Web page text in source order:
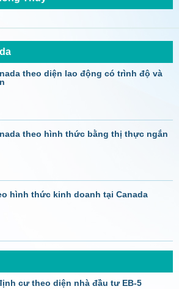
theo diện lao động có trình độ và
theo hình thức bằng thị thực ngắn
hình thức kinh doanh tại Canada
cư theo diện nhà đầu tư EB-5